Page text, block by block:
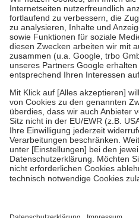
Kosten der Leistung zu entrichten.
Diese Regeln gelten grundsätzlich
Bei Heilmitteln und häuslicher
Zuzahlung zehn Prozent der
Verordnung.
Um das Engagement der
stärken und die besondere
fallenkeine Zuzahlungenan bei:
• Kindern und Jugendlichen bis
mit Ausnahme der Fahrkosten
• Untersuchungen zur Vorsorge
GKV getragen werden
• empfohlenen Schutzimpfungen
• Harn- und Blutteststreifen
getroffen, um sicherzustellen, dass